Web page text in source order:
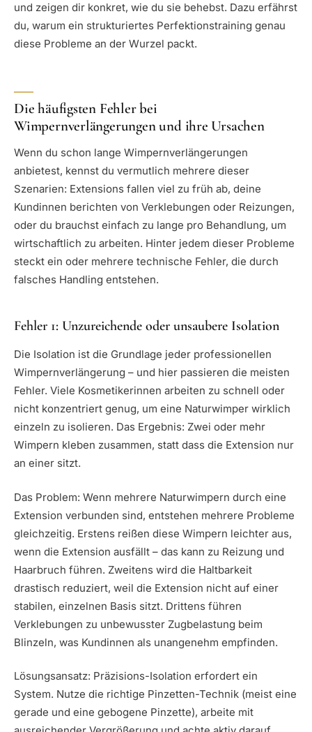
und zeigen dir konkret, wie du sie behebst. Dazu erfährst
du, warum ein strukturiertes Perfektionstraining genau
diese Probleme an der Wurzel packt.
Die häufigsten Fehler bei
Wimpernverlängerungen und ihre Ursachen
Wenn du schon lange Wimpernverlängerungen
anbietest, kennst du vermutlich mehrere dieser
Szenarien: Extensions fallen viel zu früh ab, deine
Kundinnen berichten von Verklebungen oder Reizungen,
oder du brauchst einfach zu lange pro Behandlung, um
wirtschaftlich zu arbeiten. Hinter jedem dieser Probleme
steckt ein oder mehrere technische Fehler, die durch
falsches Handling entstehen.
Fehler 1: Unzureichende oder unsaubere Isolation
Die Isolation ist die Grundlage jeder professionellen
Wimpernverlängerung – und hier passieren die meisten
Fehler. Viele Kosmetikerinnen arbeiten zu schnell oder
nicht konzentriert genug, um eine Naturwimper wirklich
einzeln zu isolieren. Das Ergebnis: Zwei oder mehr
Wimpern kleben zusammen, statt dass die Extension nur
an einer sitzt.
Das Problem: Wenn mehrere Naturwimpern durch eine
Extension verbunden sind, entstehen mehrere Probleme
gleichzeitig. Erstens reißen diese Wimpern leichter aus,
wenn die Extension ausfällt – das kann zu Reizung und
Haarbruch führen. Zweitens wird die Haltbarkeit
drastisch reduziert, weil die Extension nicht auf einer
stabilen, einzelnen Basis sitzt. Drittens führen
Verklebungen zu unbewusster Zugbelastung beim
Blinzeln, was Kundinnen als unangenehm empfinden.
Lösungsansatz: Präzisions-Isolation erfordert ein
System. Nutze die richtige Pinzetten-Technik (meist eine
gerade und eine gebogene Pinzette), arbeite mit